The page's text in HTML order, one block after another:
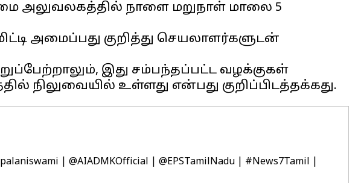
அலுவலகத்தில் நாளை மறுநாள் மாலை 5
அமைப்பது குறித்து செயலாளர்களுடன்
இது சம்பந்தப்பட்ட வழக்குகள்
@AIADMKOfficial @EPSTamilNadu #News7Tamil